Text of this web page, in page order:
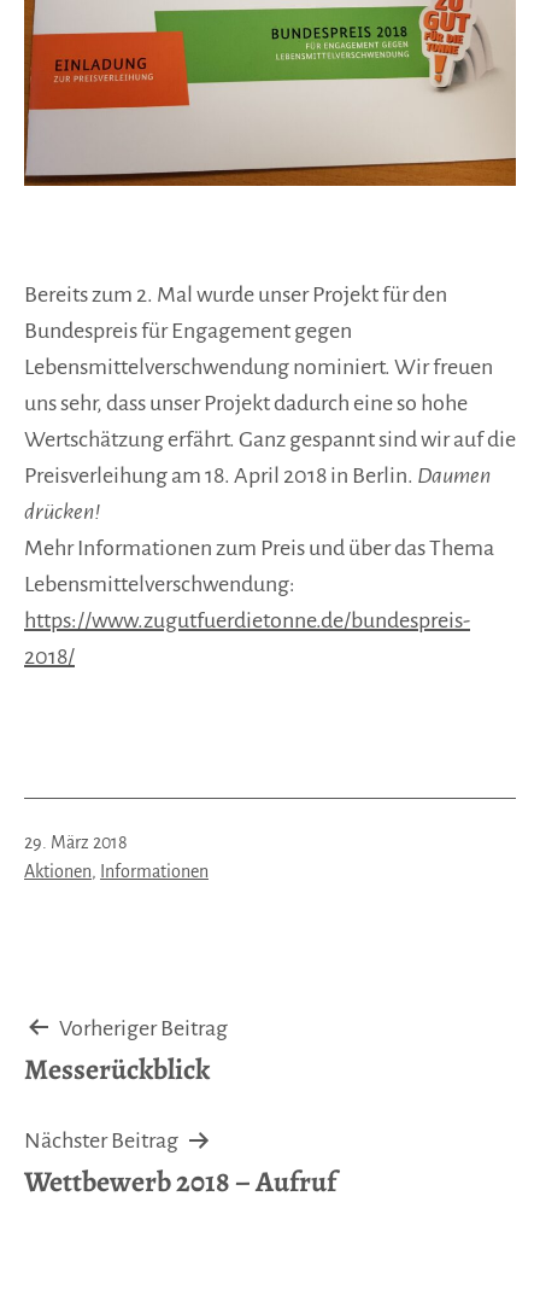
Bereits zum 2. Mal wurde unser Projekt für den
Bundespreis für Engagement gegen
Lebensmittelverschwendung nominiert. Wir freuen
uns sehr, dass unser Projekt dadurch eine so hohe
Wertschätzung erfährt. Ganz gespannt sind wir auf die
Preisverleihung am 18. April 2018 in Berlin. Daumen
drücken!
Mehr Informationen zum Preis und über das Thema
Lebensmittelverschwendung:
https://www.zugutfuerdietonne.de/bundespreis-
2018/
Veröffentlicht
am
29. März 2018
Kategorisiert
Aktionen, Informationen
Beitragsnavigation
Vorheriger Beitrag
Messerückblick
Nächster Beitrag
Wettbewerb 2018 – Aufruf